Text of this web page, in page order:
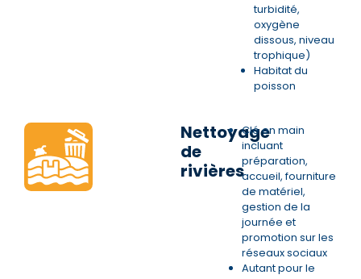
turbidité,
oxygène
dissous, niveau
trophique)
Habitat du
poisson
Nettoyage
de
rivières
Clé en main
incluant
préparation,
accueil, fourniture
de matériel,
gestion de la
journée et
promotion sur les
réseaux sociaux
Autant pour le